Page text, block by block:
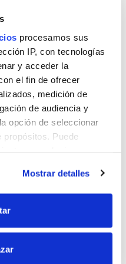
procesamos sus
IP, con tecnologías
y acceder la
el fin de ofrecer
medición de
de audiencia y
opción de seleccionar
propósitos. Puede
Mostrar detalles
(80Kg/cm2)
(hasta 110ºC)